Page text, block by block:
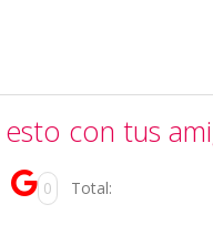
con tus
0 Total: